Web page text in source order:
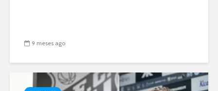
9 meses ago